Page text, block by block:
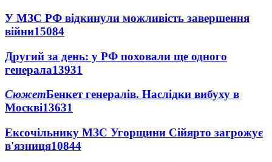
У МЗС РФ відкинули можливість завершення
війни15084
Другий за день: у РФ поховали ще одного
генерала13931
СюжетБенкет генералів. Наслідки вибуху в
Москві13631
Ексочільнику МЗС Угорщини Сійярто загрожує
в'язниця10844